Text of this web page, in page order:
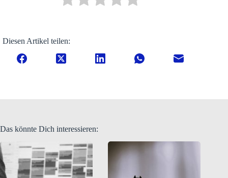
Diesen Artikel teilen:
Das könnte Dich interessieren: